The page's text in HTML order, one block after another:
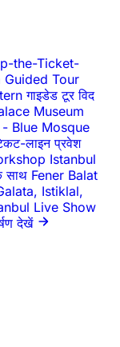
the-Ticket-
Guided Tour
गाइडेड टूर विद
Museum
- Blue Mosque
लाइन प्रवेश
Istanbul
साथ Fener Balat
Istiklal,
Live Show
देखें